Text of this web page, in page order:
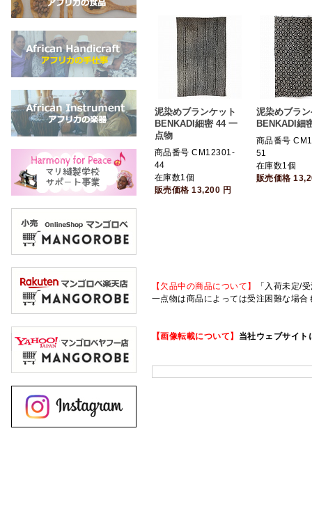
泥染めブランケット
BENKADI細密 44 一
点物
商品番号 CM12301-
44
在庫数1個
販売価格13,200 円
泥染めブラ
BENKADI細
商品番号
51
在庫数1個
販売価格
【欠品中の商品について】
「入荷未定/
一点物は商品によっては受注困難な場
【画像転載について】 当社ウェブサイト